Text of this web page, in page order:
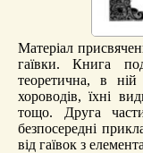
Матеріал
гаївки. Книга
теоретична, в ній
хороводів, їхні
тощо. Друга
безпосередні
від гаївок з